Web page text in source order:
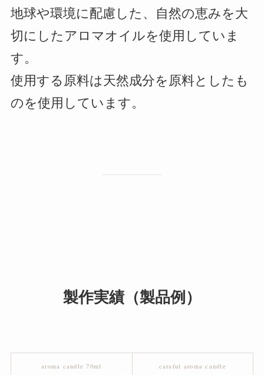
地球や環境に配慮した、自然の恵みを大
切にしたアロマオイルを使用していま
す。
使用する原料は天然成分を原料としたも
のを使用しています。
製作実績（製品例）
aroma candle 70ml caraful aroma candle